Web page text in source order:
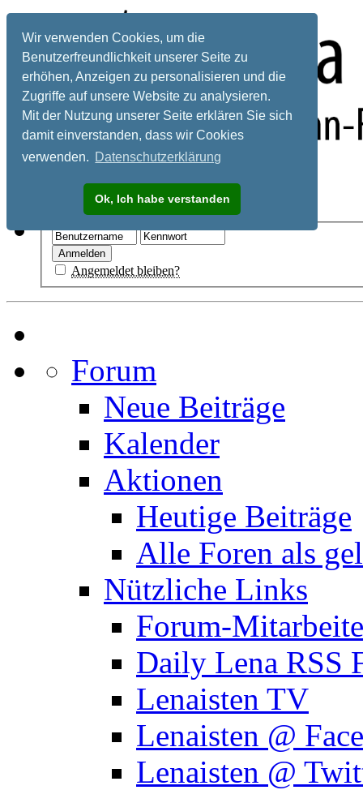
Wir verwenden Cookies, um die
Benutzerfreundlichkeit unserer Seite zu
erhöhen, Anzeigen zu personalisieren und die
Zugriffe auf unsere Website zu analysieren.
Mit der Nutzung unserer Seite erklären Sie sich
damit einverstanden, dass wir Cookies
verwenden. Datenschutzerklärung
Ok, Ich habe verstanden
Registrieren
Angemeldet bleiben?
Forum
Neue Beiträge
Kalender
Aktionen
Heutige Beiträge
Alle Foren als
Nützliche Links
Forum-
Daily Lena RSS
Lenaisten TV
Lenaisten @
Lenaisten @